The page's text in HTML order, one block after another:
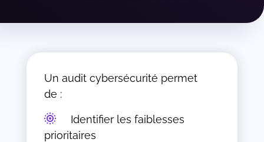
Un audit cybersécurité permet
de :
Identifier les faiblesses
prioritaires